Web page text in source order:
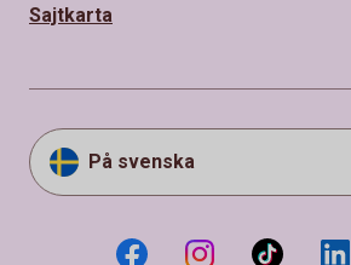
Sajtkarta
På svenska